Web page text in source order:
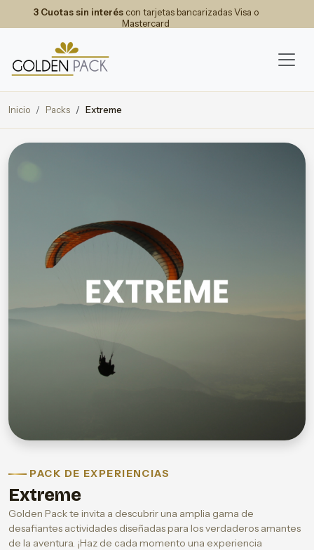
3 Cuotas sin interéscon tarjetas bancarizadas Visa o
Mastercard
Inicio Packs Extreme
PACK DE EXPERIENCIAS
Extreme
Golden Pack te invita a descubrir una amplia gama de
desafiantes actividades diseñadas para los verdaderos amantes
de la aventura. ¡Haz de cada momento una experiencia